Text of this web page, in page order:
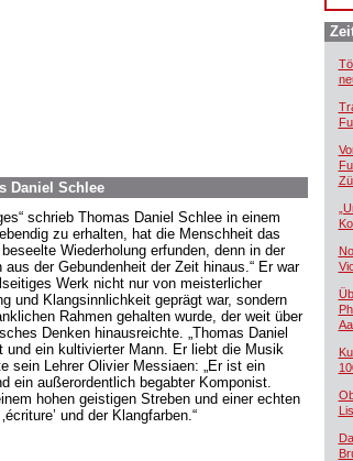
Daniel Schlee
schrieb Thomas Daniel Schlee in einem
zu erhalten, hat die Menschheit das
Wiederholung erfunden, denn in der
der Gebundenheit der Zeit hinaus.“ Er war
Werk nicht nur von meisterlicher
und Klangsinnlichkeit geprägt war, sondern
Rahmen gehalten wurde, der weit über
Denken hinausreichte. „Thomas Daniel
und ein kultivierter Mann. Er liebt die Musik
sein Lehrer Olivier Messiaen: „Er ist ein
ein außerordentlich begabter Komponist.
hohen geistigen Streben und einer echten
und der Klangfarben.“